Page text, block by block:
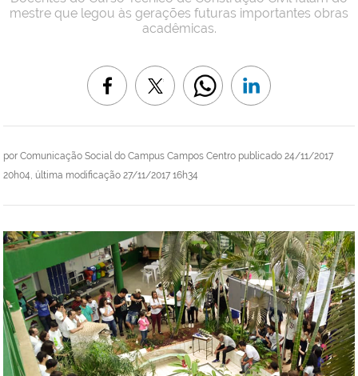
por Comunicação Social do Campus Campos Centro publicado 24/11/2017
20h04, última modificação 27/11/2017 16h34
mestre que legou às gerações futuras importantes obras
acadêmicas.